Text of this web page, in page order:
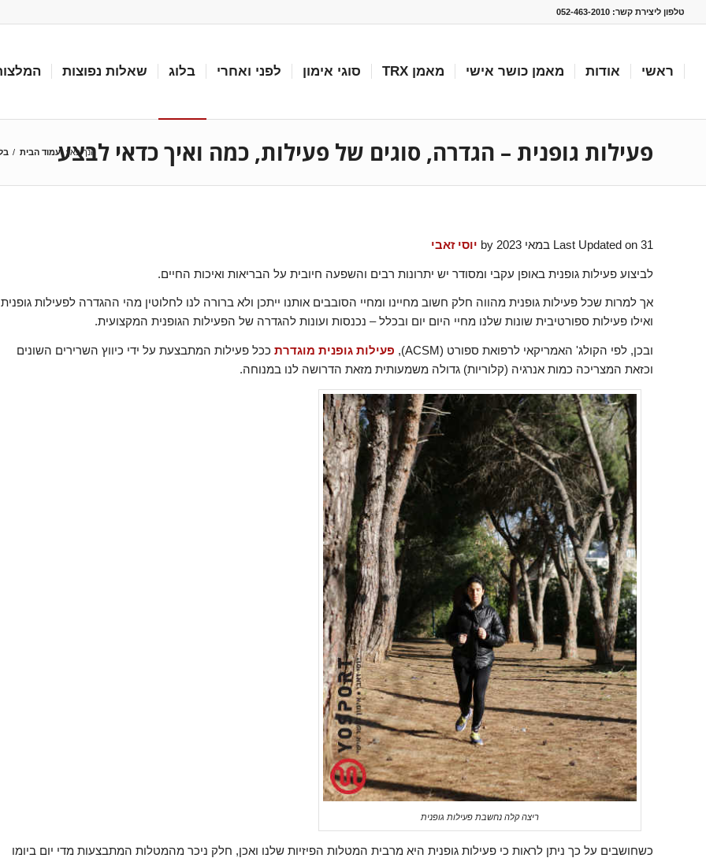
טלפון ליצירת קשר: 052-463-2010
ראשי אודות מאמן כושר אישי מאמן TRX סוגי אימון לפני ואחרי בלוג שאלות נפוצות
פעילות גופנית – הגדרה, סוגים של פעילות, כמה ואיך כדאי לבצע
הנך כאן: עמוד הבית /
Last Updated on 31 במאי 2023 by יוסי זאבי
לביצוע פעילות גופנית באופן עקבי ומסודר יש יתרונות רבים והשפעה חיובית על הבריאות ואיכות החיים.
אך למרות שכל פעילות גופנית מהווה חלק חשוב מחיינו ומחיי הסובבים אותנו ייתכן ולא ברורה לנו לחלוטין מהי ההגדרה לפעילות גופנית
ואילו פעילות ספורטיבית שונות שלנו מחיי היום יום ובכלל – נכנסות ועונות להגדרה של הפעילות הגופנית המקצועית.
ובכן, לפי הקולג' האמריקאי לרפואת ספורט (ACSM), פעילות גופנית מוגדרת ככל פעילות המתבצעת על ידי כיווץ השרירים השונים
וכזאת המצריכה כמות אנרגיה (קלוריות) גדולה משמעותית מזאת הדרושה לנו במנוחה.
ריצה קלה נחשבת פעילות גופנית
כשחושבים על כך ניתן לראות כי פעילות גופנית היא מרבית המטלות הפיזיות שלנו ואכן, חלק ניכר מהמטלות המתבצעות מדי יום ביומו